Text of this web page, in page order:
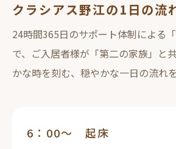
クラシアス野江の1日の流
24時間365日のサポート体制による
で、ご入居者様が「第二の家族」と
かな時を刻む、穏やかな一日の流れ
6：00～ 起床